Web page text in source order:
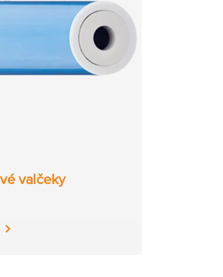
valčeky